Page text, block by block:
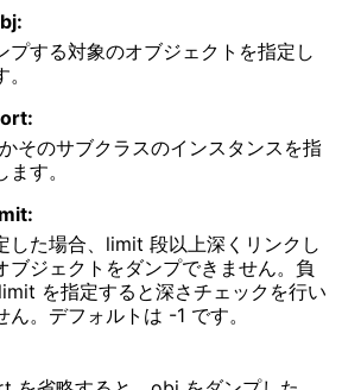
プする対象のオブジェクトを指定し
。
かそのサブクラスのインスタンスを指
ます。
した場合、limit 段以上深くリンクし
ブジェクトをダンプできません。負
を指定すると深さチェックを行い
ん。デフォルトは -1 です。